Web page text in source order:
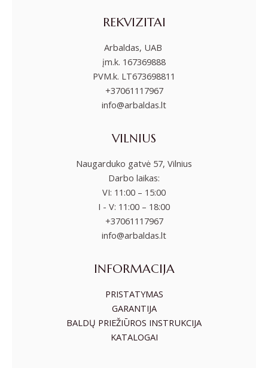
REKVIZITAI
Arbaldas, UAB
įm.k. 167369888
PVM.k. LT673698811
+37061117967
info@arbaldas.lt
VILNIUS
Naugarduko gatvė 57, Vilnius
Darbo laikas:
VI: 11:00 – 15:00
I - V: 11:00 – 18:00
+37061117967
info@arbaldas.lt
INFORMACIJA
PRISTATYMAS
GARANTIJA
BALDŲ PRIEŽIŪROS INSTRUKCIJA
KATALOGAI